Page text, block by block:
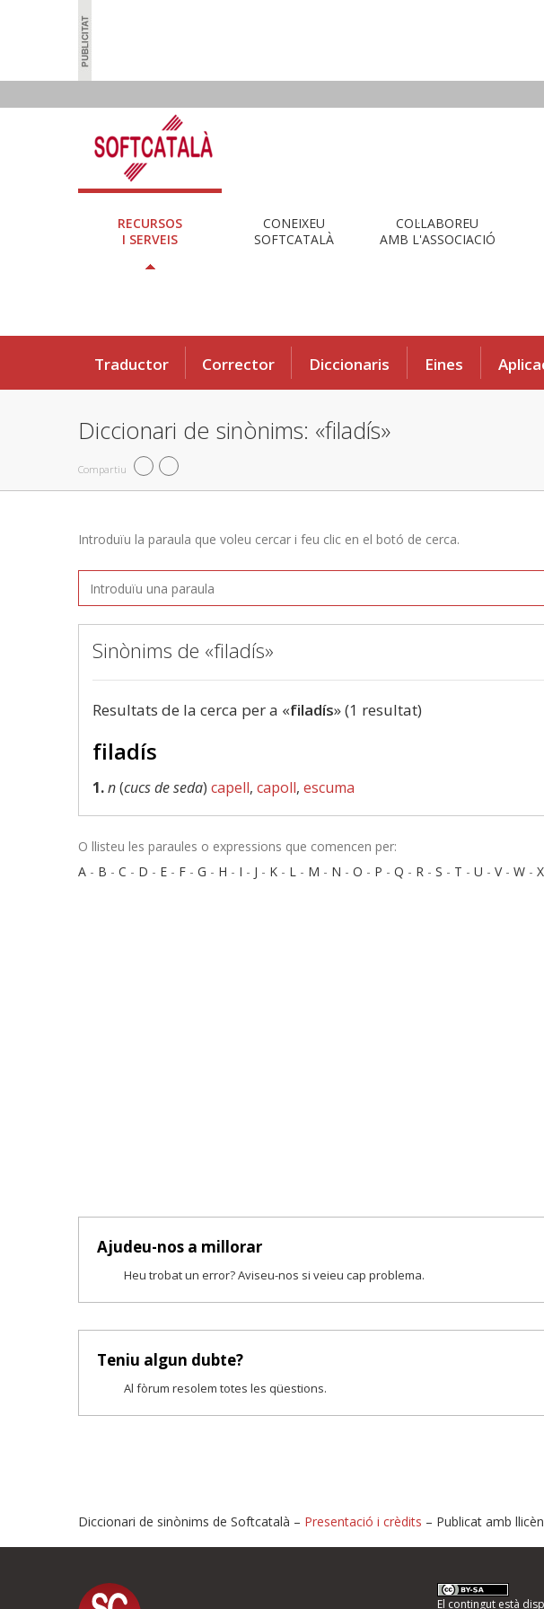
RECURSOS
I SERVEIS
CONEIXEU
SOFTCATALÀ
COL·LABOREU
AMB L'ASSOCIACIÓ
Traductor Corrector Diccionaris Eines
Diccionari de sinònims: «filadís»
Compartiu
Introduïu la paraula que voleu cercar i feu clic en el botó de cerca.
Sinònims de «filadís»
Resultats de la cerca per a «filadís» (1 resultat)
filadís
1.n(cucs de seda) capell, capoll, escuma
O llisteu les paraules o expressions que comencen per:
A - B - C - D - E - F - G - H - I - J - K - L - M - N - O - P - Q - R - S - T - U - V- W - X
Ajudeu-nos a millorar
Heu trobat un error? Aviseu-nos si veieu cap problema.
Teniu algun dubte?
Al fòrum resolem totes les qüestions.
Proposeu-nos millores o informeu
Diccionari de sinònims de Softcatalà – Presentació i crèdits – Publicat amb
El contingut està